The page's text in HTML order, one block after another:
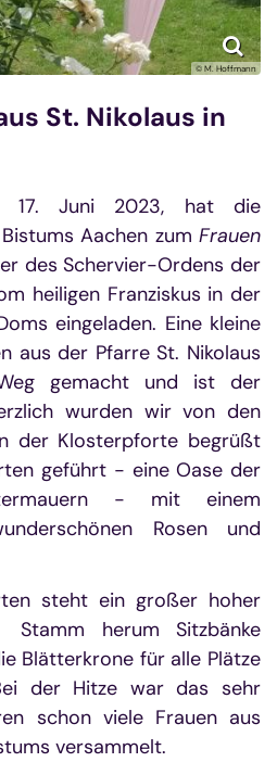
© M. Hoffmann
St. Nikolaus in
17. Juni 2023, hat die
Aachen zum Frauen
des Schervier-Ordens der
heiligen Franziskus in der
eingeladen. Eine kleine
aus der Pfarre St. Nikolaus
gemacht und ist der
wurden wir von den
der Klosterpforte begrüßt
geführt - eine Oase der
- mit einem
Rosen und
steht ein großer hoher
herum Sitzbänke
Blätterkrone für alle Plätze
der Hitze war das sehr
schon viele Frauen aus
versammelt.